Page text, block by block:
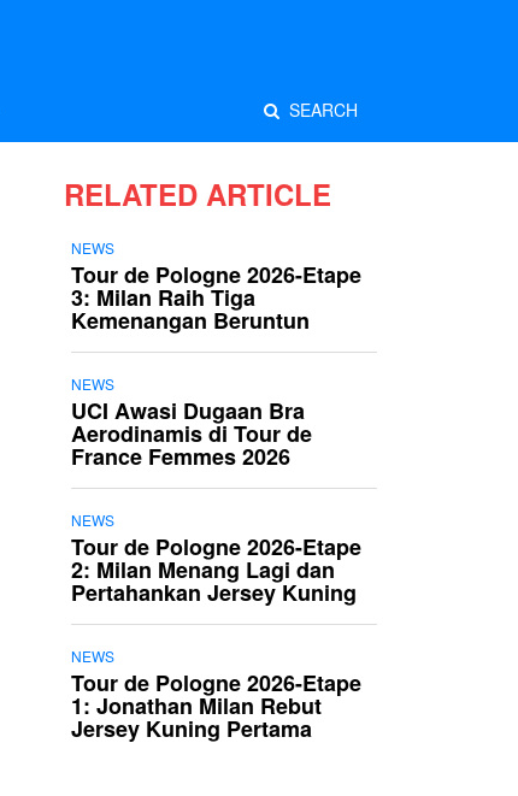
SEARCH
RELATED ARTICLE
NEWS
Tour de Pologne 2026-Etape
3: Milan Raih Tiga
Kemenangan Beruntun
NEWS
UCI Awasi Dugaan Bra
Aerodinamis di Tour de
France Femmes 2026
NEWS
Tour de Pologne 2026-Etape
2: Milan Menang Lagi dan
Pertahankan Jersey Kuning
NEWS
Tour de Pologne 2026-Etape
1: Jonathan Milan Rebut
Jersey Kuning Pertama